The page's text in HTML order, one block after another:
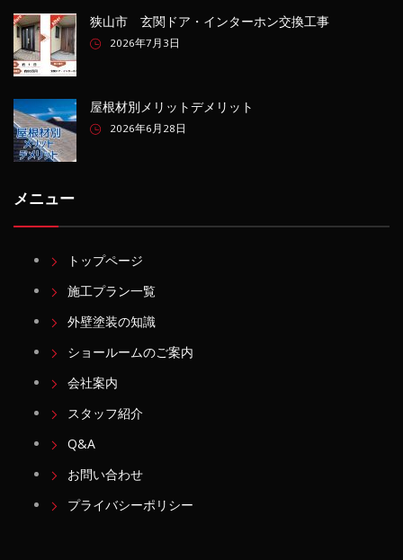
狭山市 玄関ドア・インターホン交換工事
2026年7月3日
屋根材別メリットデメリット
2026年6月28日
メニュー
トップページ
施工プラン一覧
外壁塗装の知識
ショールームのご案内
会社案内
スタッフ紹介
Q&A
お問い合わせ
プライバシーポリシー